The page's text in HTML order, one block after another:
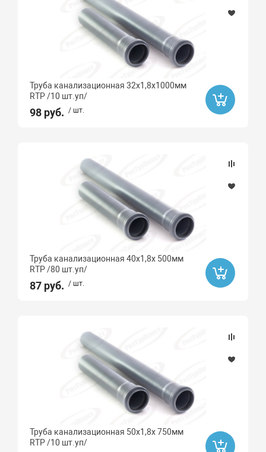
Труба канализационная 32х1,8х1000мм
RTP /10 шт.уп/
98 руб. / шт.
Труба канализационная 40х1,8х 500мм
RTP /80 шт.уп/
87 руб. / шт.
Труба канализационная 50х1,8х 750мм
RTP /10 шт.уп/